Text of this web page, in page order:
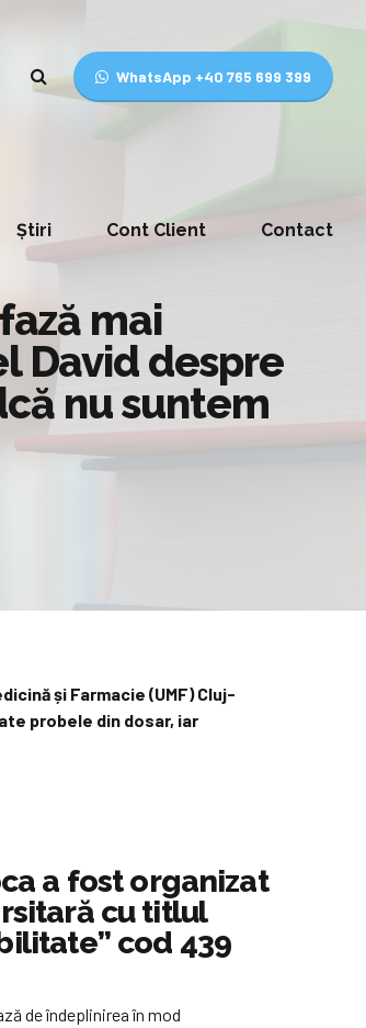
WhatsApp +40 765 699 399
Știri Cont Client Contact
mai
David despre
nu suntem
și Farmacie (UMF) Cluj-
probele din dosar, iar
a fost organizat
cu titlul
cod 439
de îndeplinirea în mod